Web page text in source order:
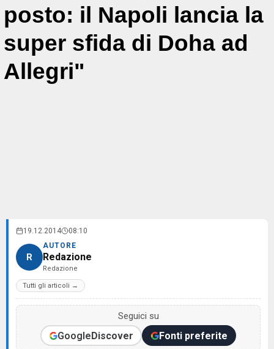
posto: il Napoli lancia la
super sfida di Doha ad
Allegri"
19.12.2014 08:10
R
AUTORE
Redazione
Redazione
Tutti gli articoli →
Seguici su
GoogleDiscover Fonti preferite